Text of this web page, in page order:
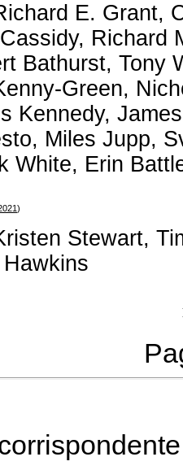
E. Grant,
Richard
Bathurst, Tony
Green,
Kennedy,
Miles Jupp,
White, Erin
)
Stewart,